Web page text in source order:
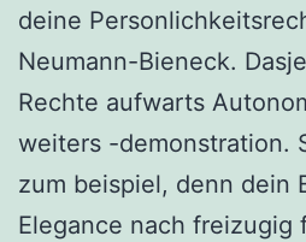
deine
Neumann-Bieneck.
Rechte aufwarts
weiters -demonstration.
zum beispiel, denn dein
Elegance nach freizugig